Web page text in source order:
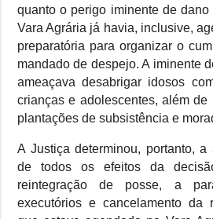
quanto o perigo iminente de
Vara Agrária já havia, inclusive,
preparatória para organizar o
mandado de despejo. A iminente
ameaçava desabrigar idosos
crianças e adolescentes, além de
plantações de subsistência e
A Justiça determinou, portanto, a
de todos os efeitos da
reintegração de posse, a
executórios e cancelamento da